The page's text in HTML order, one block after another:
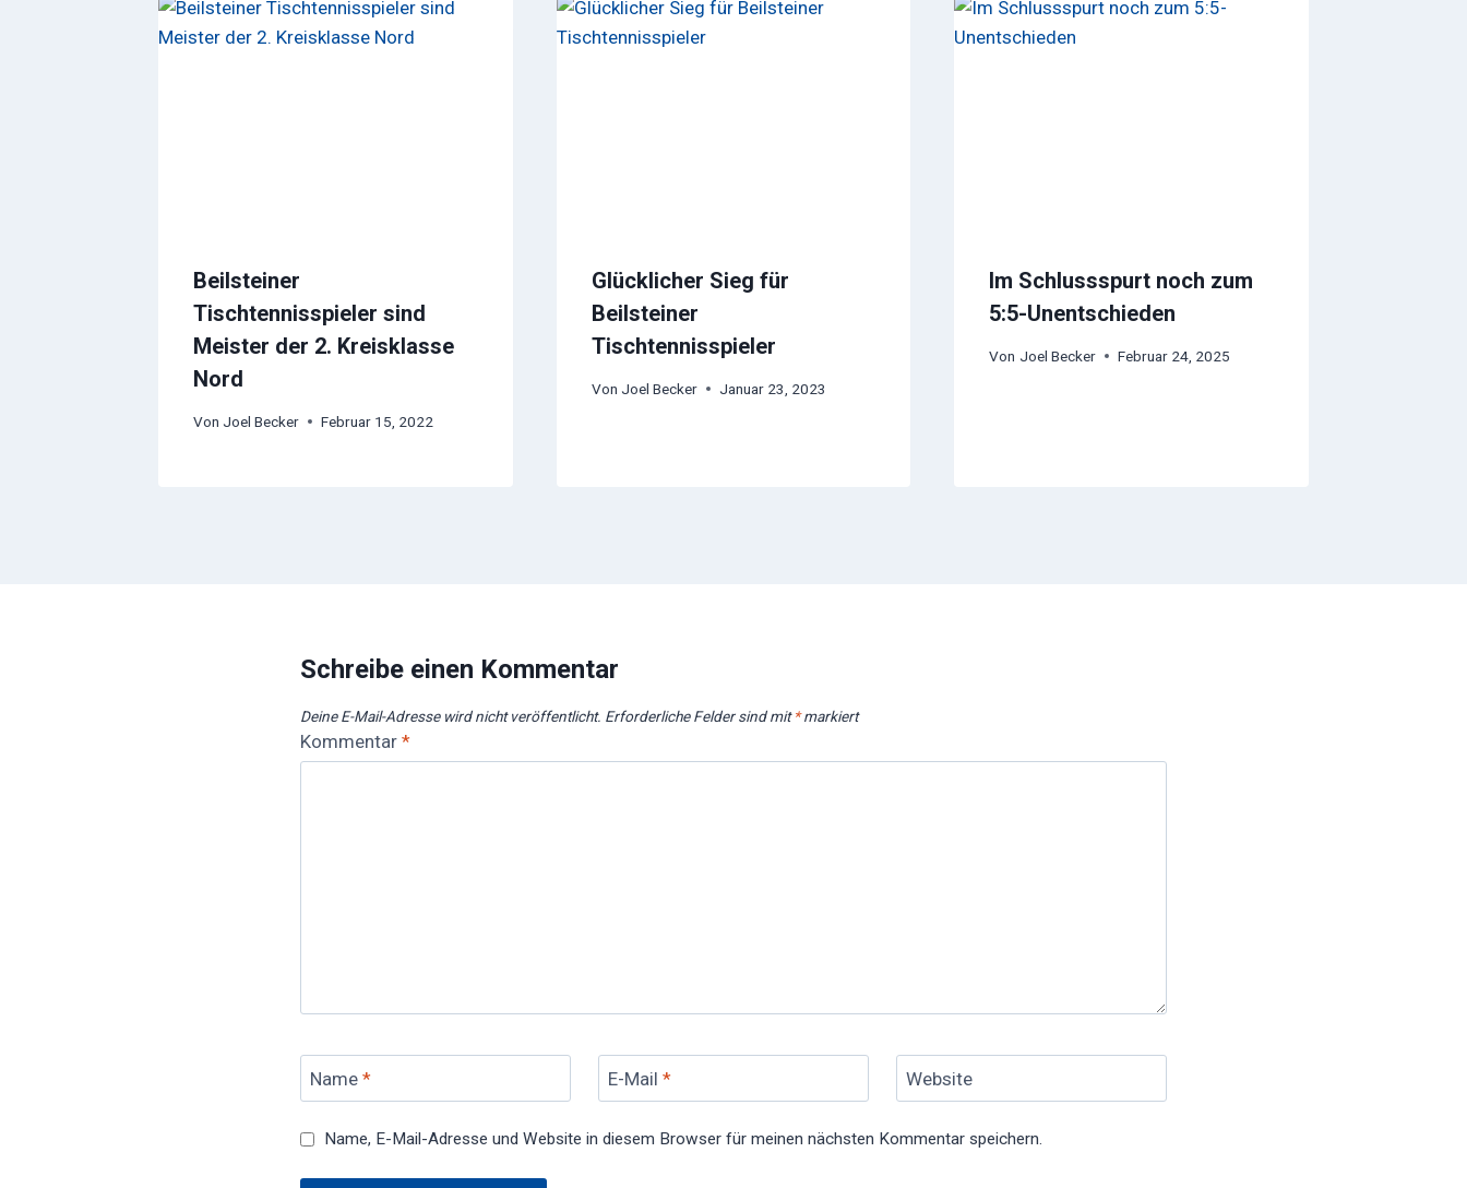
Beilsteiner
Tischtennisspieler sind
Meister der 2. Kreisklasse
Nord
Von Joel Becker Februar 15, 2022
Glücklicher Sieg für
Beilsteiner
Tischtennisspieler
Von Joel Becker Januar 23, 2023
Im Schlussspurt noch zum
5:5-Unentschieden
Von Joel Becker Februar 24, 2025
Schreibe einen Kommentar
Deine E-Mail-Adresse wird nicht veröffentlicht. Erforderliche Felder sind mit*markiert
Kommentar *
Name * E-Mail * Website
Name, E-Mail-Adresse und Website in diesem Browser für meinen nächsten Kommentar speichern.